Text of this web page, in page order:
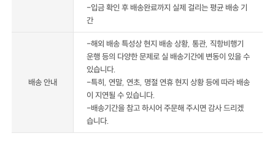
-입금 확인 후 배송완료까지 실제 걸리는 평균 배송 기
간
배송 안내
-해외 배송 특성상 현지 배송 상황, 통관, 직항비행기
운행 등의 다양한 문제로 실 배송기간에 변동이 있을 수
있습니다.
-특히, 연말, 연초, 명절 연휴 현지 상황 등에 따라 배송
이 지연될 수 있습니다.
-배송기간을 참고 하시어 주문해 주시면 감사 드리겠
습니다.